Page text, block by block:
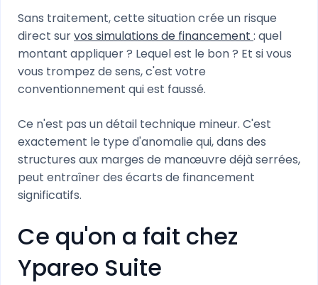
Sans traitement, cette situation crée un risque
direct survos simulations de financement : quel
montant appliquer ? Lequel est le bon ? Et si vous
vous trompez de sens, c'est votre
conventionnement qui est faussé.
Ce n'est pas un détail technique mineur. C'est
exactement le type d'anomalie qui, dans des
structures aux marges de manœuvre déjà serrées,
peut entraîner des écarts de financement
significatifs.
Ce qu'on a fait chez
Ypareo Suite